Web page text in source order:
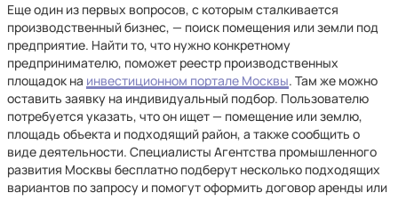
Еще один из первых вопросов, с которым сталкивается
производственный бизнес, — поиск помещения или земли под
предприятие. Найти то, что нужно конкретному
предпринимателю, поможет реестр производственных
площадок на инвестиционном портале Москвы. Там же можно
оставить заявку на индивидуальный подбор. Пользователю
потребуется указать, что он ищет — помещение или землю,
площадь объекта и подходящий район, а также сообщить о
виде деятельности. Специалисты Агентства промышленного
развития Москвы бесплатно подберут несколько подходящих
вариантов по запросу и помогут оформить договор аренды или